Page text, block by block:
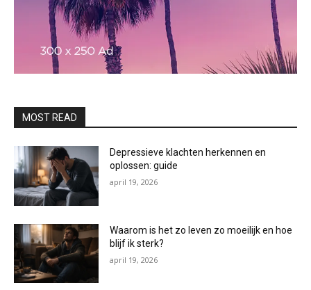
MOST READ
Depressieve klachten herkennen en
oplossen: guide
april 19, 2026
Waarom is het zo leven zo moeilijk en hoe
blijf ik sterk?
april 19, 2026